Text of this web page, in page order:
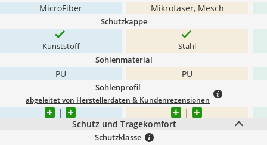
MicroFiber Mikrofaser, Mesch
Schutzkappe
Kunststoff Stahl
Sohlenmaterial
PU PU
Sohlenprofil
abgeleitet von Herstellerdaten & Kundenrezensionen
Schutz und Tragekomfort
Schutzklasse